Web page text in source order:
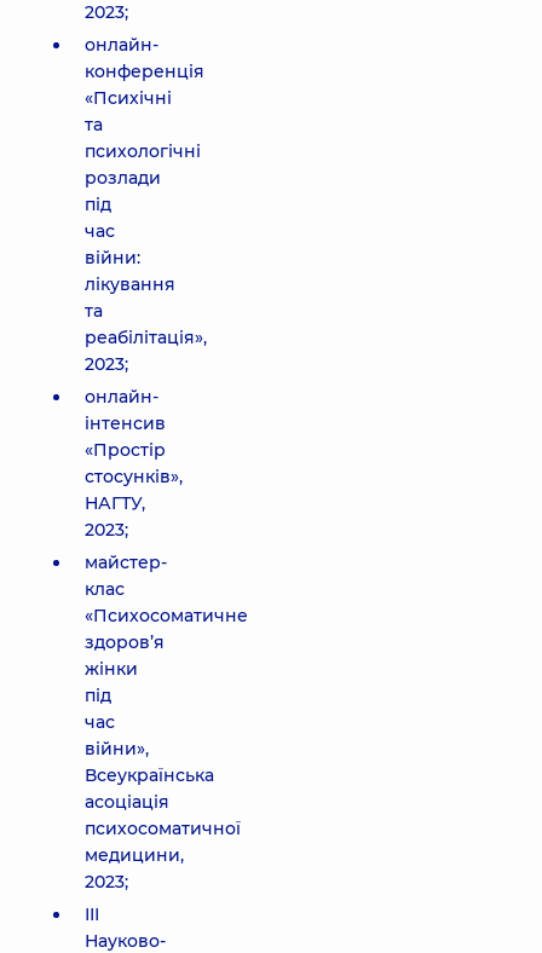
2023;
онлайн-
конференція
«Психічні
та
психологічні
розлади
під
час
війни:
лікування
та
реабілітація»,
2023;
онлайн-
інтенсив
«Простір
стосунків»,
НАГТУ,
2023;
майстер-
клас
«Психосоматичне
здоров’я
жінки
під
час
війни»,
Всеукраїнська
асоціація
психосоматичної
медицини,
2023;
ІІІ
Науково-